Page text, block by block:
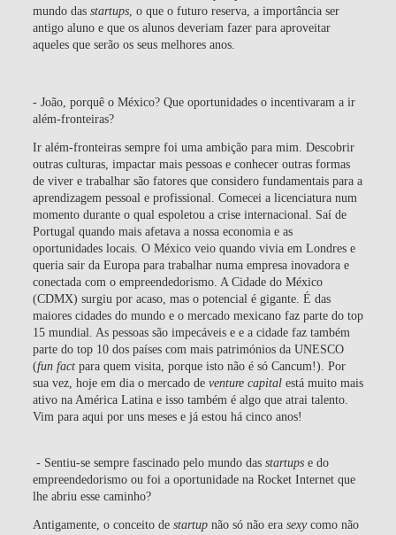
mundo dasstartups, o que o futuro reserva, a importância ser
antigo aluno e que os alunos deveriam fazer para aproveitar
aqueles que serão os seus melhores anos.
- João, porquê o México? Que oportunidades o incentivaram a ir
além-fronteiras?
Ir além-fronteiras sempre foi uma ambição para mim. Descobrir
outras culturas, impactar mais pessoas e conhecer outras formas
de viver e trabalhar são fatores que considero fundamentais para a
aprendizagem pessoal e profissional. Comecei a licenciatura num
momento durante o qual espoletou a crise internacional. Saí de
Portugal quando mais afetava a nossa economia e as
oportunidades locais. O México veio quando vivia em Londres e
queria sair da Europa para trabalhar numa empresa inovadora e
conectada com o empreendedorismo. A Cidade do México
(CDMX) surgiu por acaso, mas o potencial é gigante. É das
maiores cidades do mundo e o mercado mexicano faz parte do top
15 mundial. As pessoas são impecáveis e e a cidade faz também
parte do top 10 dos países com mais patrimónios da UNESCO
(fun factpara quem visita, porque isto não é só Cancum!). Por
sua vez, hoje em dia o mercado de venture capitalestá muito mais
ativo na América Latina e isso também é algo que atrai talento.
Vim para aqui por uns meses e já estou há cinco anos!
- Sentiu-se sempre fascinado pelo mundo das startupse do
empreendedorismo ou foi a oportunidade na Rocket Internet que
lhe abriu esse caminho?
Antigamente, o conceito de startupnão só não era sexycomo não